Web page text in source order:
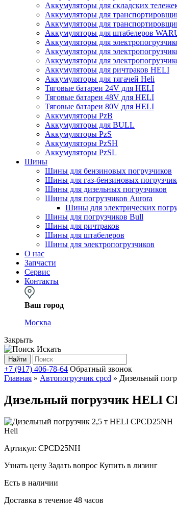
Аккумуляторы для складских
Аккумуляторы для
Аккумуляторы для
Аккумуляторы для штабелеров
Аккумуляторы для
Аккумуляторы для
Аккумуляторы для
Аккумуляторы для ричтраков HELI
Аккумуляторы для тягачей Heli
Тяговые батареи 24V для HELI
Тяговые батареи 48V для HELI
Тяговые батареи 80V для HELI
Аккумуляторы PzB
Аккумуляторы для BULL
Аккумуляторы PzS
Аккумуляторы PzSH
Аккумуляторы PzSL
Шины
Шины для бензиновых погрузчиков
Шины для газ-бензиновых
Шины для дизельных погрузчиков
Шины для погрузчиков Aurora
Шины для электрических
Шины для погрузчиков Bull
Шины для ричтраков
Шины для штабелеров
Шины для электропогрузчиков
О нас
Запчасти
Сервис
Контакты
Ваш город
Москва
Закрыть
Искать
Найти
+7 (917) 406-78-64 Обратный звонок
Главная » Автопогрузчик cpcd » Дизельный
Дизельный погрузчик HELI
Heli
Артикул: CPCD25NH
Узнать цену Задать вопрос Купить в лизинг
Есть в наличии
Доставка в течение 48 часов